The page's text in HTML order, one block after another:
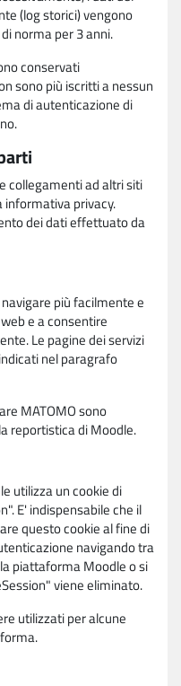
(log storici) vengono
norma per 3 anni.
conservati
sono più iscritti a nessun
di autenticazione di
collegamenti ad altri siti
informativa privacy.
dei dati effettuato da
più facilmente e
e a consentire
Le pagine dei servizi
nel paragrafo
MATOMO sono
reportistica di Moodle.
utilizza un cookie di
E' indispensabile che il
questo cookie al fine di
navigando tra
piattaforma Moodle o si
viene eliminato.
utilizzati per alcune